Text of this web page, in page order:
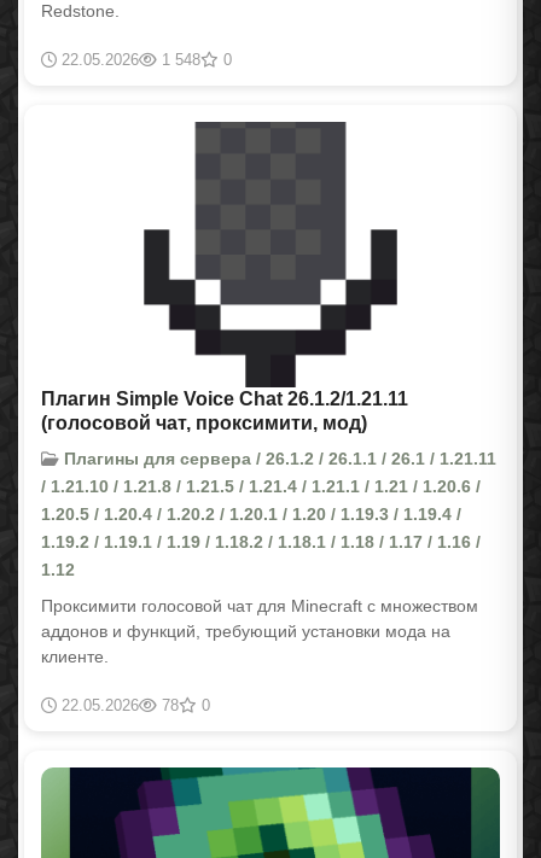
Redstone.
22.05.2026 1 548 0
Плагин Simple Voice Chat 26.1.2/1.21.11
(голосовой чат, проксимити, мод)
Плагины для сервера / 26.1.2 / 26.1.1 / 26.1 / 1.21.11
/ 1.21.10 / 1.21.8 / 1.21.5 / 1.21.4 / 1.21.1 / 1.21 / 1.20.6 /
1.20.5 / 1.20.4 / 1.20.2 / 1.20.1 / 1.20 / 1.19.3 / 1.19.4 /
1.19.2 / 1.19.1 / 1.19 / 1.18.2 / 1.18.1 / 1.18 / 1.17 / 1.16 /
1.12
Проксимити голосовой чат для Minecraft с множеством
аддонов и функций, требующий установки мода на
клиенте.
22.05.2026 78 0